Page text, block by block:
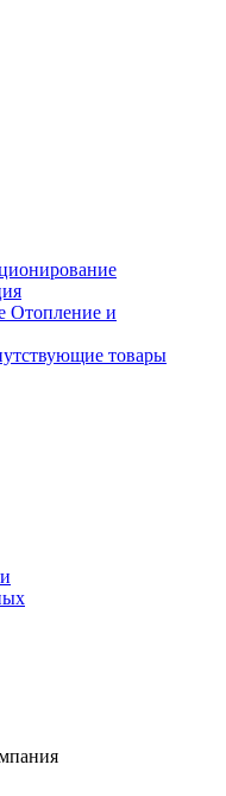
Отопление и
товары